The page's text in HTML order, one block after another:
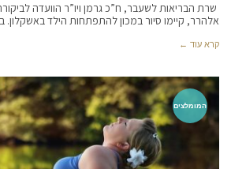
שרת הבריאות לשעבר, ח”כ גרמן ויו”ר הוועדה
אלהרר, קיימו סיור במכון להתפתחות הילד
קרא עוד ←
המומלצים